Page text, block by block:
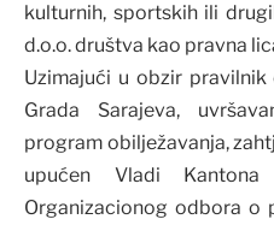
kulturnih, sportskih ili
d.o.o. društva kao pravna
Uzimajući u obzir
Grada Sarajeva,
program obilježavanja,
upućen Vladi
Organizacionog odbora o